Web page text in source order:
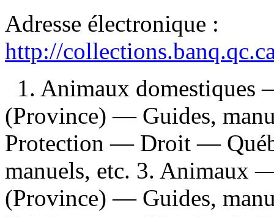
Adresse électronique :
http://
1. Animaux
(Province) — Guides,
Protection — Droit —
manuels, etc. 3.
(Province) — Guides,